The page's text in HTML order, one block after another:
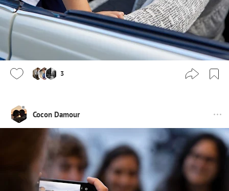
3
Cocon Damour